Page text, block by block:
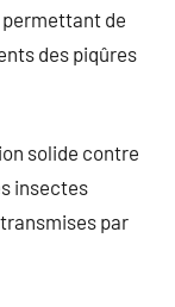
permettant de
des piqûres
solide contre
insectes
par